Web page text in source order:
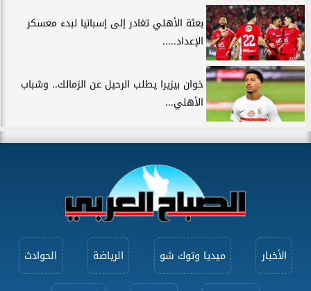
بعثة الأهلي تغادر إلى إسبانيا لبدء معسكر
الإعداد.....
خوان بيزيرا يطلب الرحيل عن الزمالك.. وشباب
الأهلي...
الأخبار ميديا وتوك شو الرياضة الحوادث